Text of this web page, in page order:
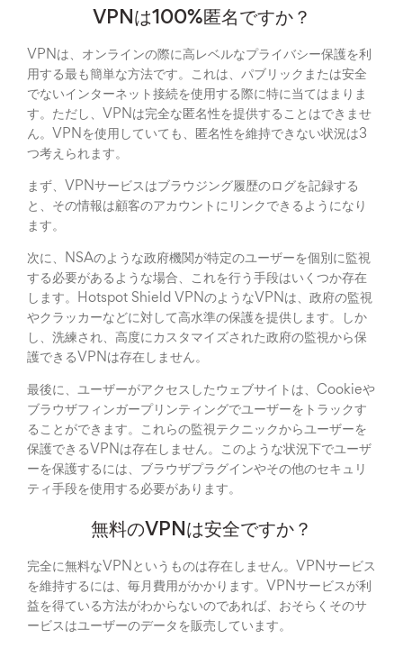
VPNは100%匿名ですか？
VPNは、オンラインの際に高レベルなプライバシー保護を利
用する最も簡単な方法です。これは、パブリックまたは安全
でないインターネット接続を使用する際に特に当てはまりま
す。ただし、VPNは完全な匿名性を提供することはできませ
ん。VPNを使用していても、匿名性を維持できない状況は3
つ考えられます。
まず、VPNサービスはブラウジング履歴のログを記録する
と、その情報は顧客のアカウントにリンクできるようになり
ます。
次に、NSAのような政府機関が特定のユーザーを個別に監視
する必要があるような場合、これを行う手段はいくつか存在
します。Hotspot Shield VPNのようなVPNは、政府の監視
やクラッカーなどに対して高水準の保護を提供します。しか
し、洗練され、高度にカスタマイズされた政府の監視から保
護できるVPNは存在しません。
最後に、ユーザーがアクセスしたウェブサイトは、Cookieや
ブラウザフィンガープリンティングでユーザーをトラックす
ることができます。これらの監視テクニックからユーザーを
保護できるVPNは存在しません。このような状況下でユーザ
ーを保護するには、ブラウザプラグインやその他のセキュリ
ティ手段を使用する必要があります。
無料のVPNは安全ですか？
完全に無料なVPNというものは存在しません。VPNサービス
を維持するには、毎月費用がかかります。VPNサービスが利
益を得ている方法がわからないのであれば、おそらくそのサ
ービスはユーザーのデータを販売しています。